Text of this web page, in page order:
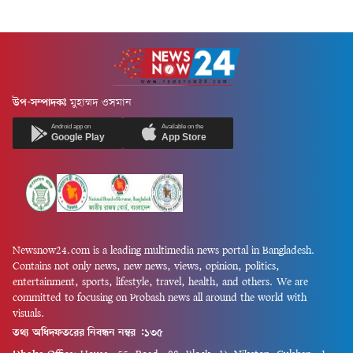
উপ-সম্পাদকঃ মুহাম্মদ ওসমান
Android app on
Google Play
Available on the
App Store
Newsnow24.com is a leading multimedia news portal in Bangladesh.
Contains not only news, new news, views, opinion, politics,
entertainment, sports, lifestyle, travel, health, and others. We are
committed to focusing on Probash news all around the world with
visuals.
তথ্য অধিদফতরের নিবন্ধন নম্বর :১৩৫